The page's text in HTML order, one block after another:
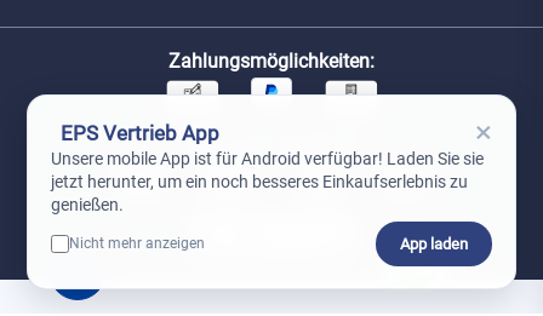
Zahlungsmöglichkeiten:
Unsere Versandpartner:
EPS Vertrieb App ×
Unsere mobile App ist für Android verfügbar! Laden Sie sie
jetzt herunter, um ein noch besseres Einkaufserlebnis zu
genießen.
Nicht mehr anzeigen App laden